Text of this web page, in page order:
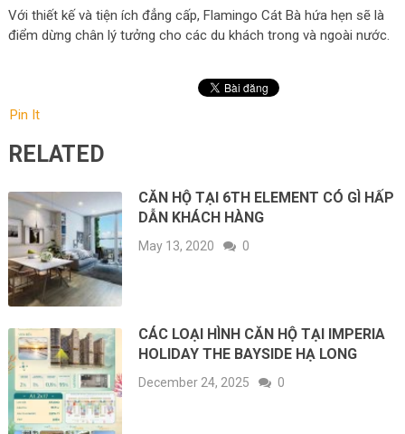
Với thiết kế và tiện ích đẳng cấp, Flamingo Cát Bà hứa hẹn sẽ là
điểm dừng chân lý tưởng cho các du khách trong và ngoài nước.
Pin It
RELATED
CĂN HỘ TẠI 6TH ELEMENT CÓ GÌ HẤP
DẪN KHÁCH HÀNG
May 13, 2020 0
CÁC LOẠI HÌNH CĂN HỘ TẠI IMPERIA
HOLIDAY THE BAYSIDE HẠ LONG
December 24, 2025 0